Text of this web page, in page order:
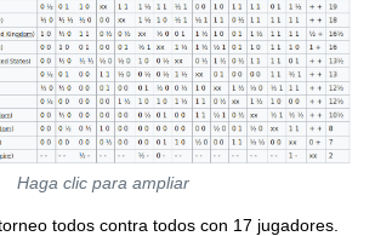
Haga clic para ampliar
todos contra todos con 17 jugadores.